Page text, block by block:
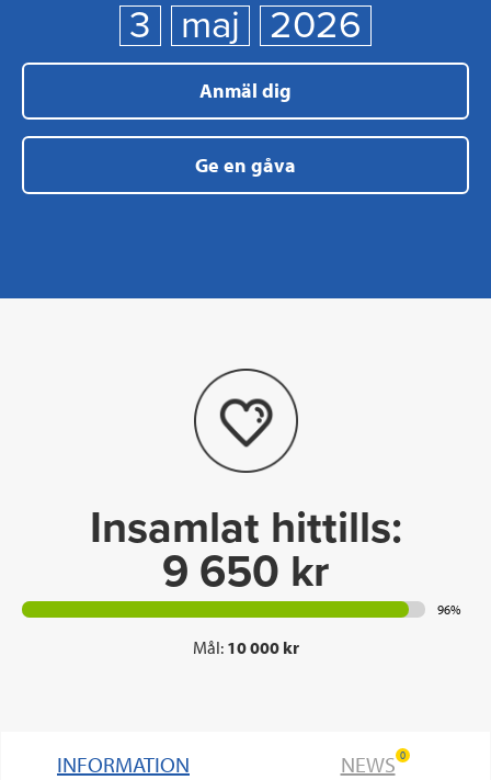
3 maj 2026
Anmäl dig
Ge en gåva
Insamlat hittills:
9 650 kr
96%
Mål: 10 000 kr
INFORMATION NEWS 0